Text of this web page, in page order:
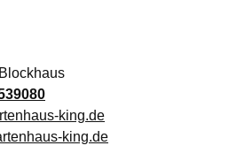
king.de
king.de